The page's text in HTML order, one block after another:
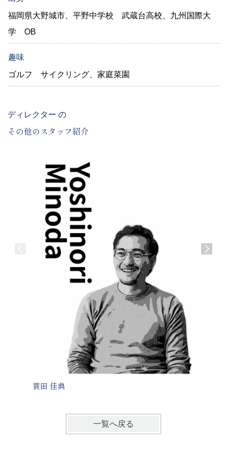
福岡県大野城市、平野中学校 武蔵台高校、九州国際大
学 OB
趣味
ゴルフ サイクリング、家庭菜園
ディレクター の
その他のスタッフ紹介
蓑田 佳典
一覧へ戻る